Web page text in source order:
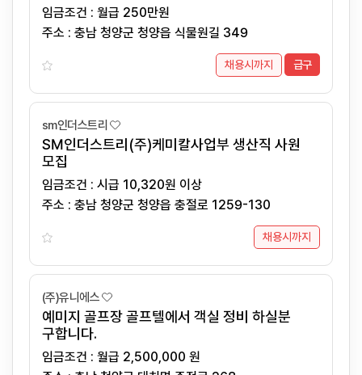
임금조건 : 월급 250만원
주소 : 충남 청양군 청양읍 식물원길 349
채용시까지 급구
sm인더스트리
SM인더스트리(주)케미칼사업부 생산직 사원
모집
임금조건 : 시급 10,320원 이상
주소 : 충남 청양군 청양읍 충절로 1259-130
채용시까지
(주)유니에스
예미지 골프장 골프텔에서 객실 정비 하실분
구합니다.
임금조건 : 월급 2,500,000 원